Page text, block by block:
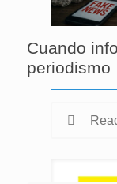
Cuando
periodismo